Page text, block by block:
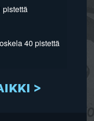
pistettä
40 pistettä
>